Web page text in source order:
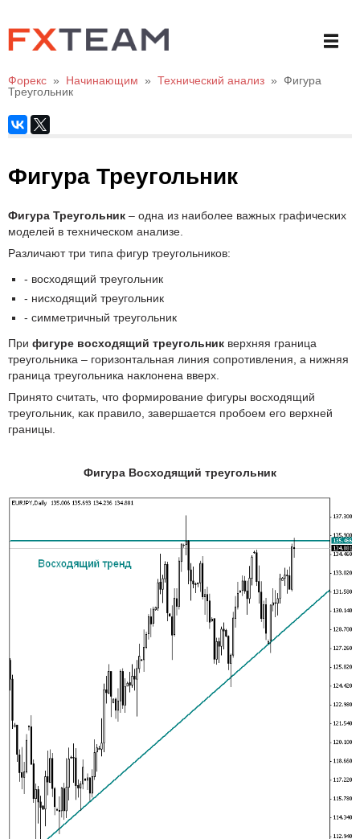
Форекс » Начинающим » Технический анализ » Фигура
Треугольник
Фигура Треугольник
Фигура Треугольник – одна из наиболее важных графических
моделей в техническом анализе.
Различают три типа фигур треугольников:
- восходящий треугольник
- нисходящий треугольник
- симметричный треугольник
При фигуре восходящий треугольник верхняя граница
треугольника – горизонтальная линия сопротивления, а нижняя
граница треугольника наклонена вверх.
Принято считать, что формирование фигуры восходящий
треугольник, как правило, завершается пробоем его верхней
границы.
Фигура Восходящий треугольник